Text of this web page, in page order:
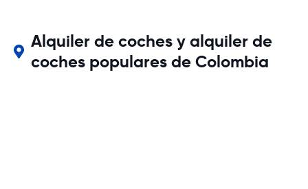
Alquiler de coches y alquiler de
coches populares de Colombia